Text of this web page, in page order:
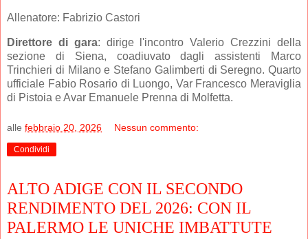
Allenatore: Fabrizio Castori
Direttore di gara: dirige l'incontro Valerio Crezzini della
sezione di Siena, coadiuvato dagli assistenti Marco
Trinchieri di Milano e Stefano Galimberti di Seregno. Quarto
ufficiale Fabio Rosario di Luongo, Var Francesco Meraviglia
di Pistoia e Avar Emanuele Prenna di Molfetta.
alle febbraio 20, 2026 Nessun commento:
Condividi
ALTO ADIGE CON IL SECONDO
RENDIMENTO DEL 2026: CON IL
PALERMO LE UNICHE IMBATTUTE